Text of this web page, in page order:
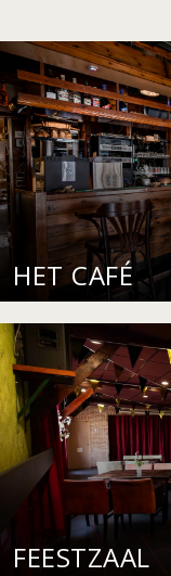
HET CAFÉ
FEESTZAAL